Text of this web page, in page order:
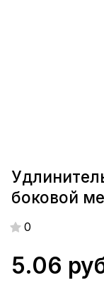
боковой
0
5.06